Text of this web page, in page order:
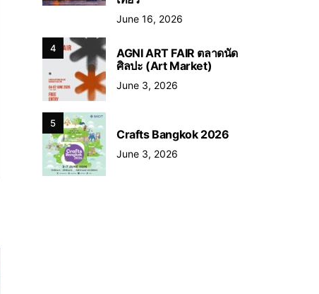
June 16, 2026
4
AGNI ART FAIR ตลาดนัด
ศิลปะ (Art Market)
June 3, 2026
5
Crafts Bangkok 2026
June 3, 2026